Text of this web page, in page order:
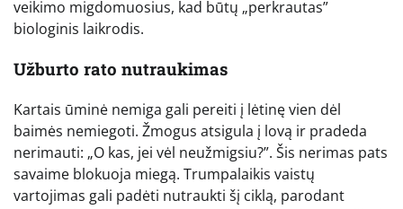
veikimo migdomuosius, kad būtų „perkrautas”
biologinis laikrodis.
Užburto rato nutraukimas
Kartais ūminė nemiga gali pereiti į lėtinę vien dėl
baimės nemiegoti. Žmogus atsigula į lovą ir pradeda
nerimauti: „O kas, jei vėl neužmigsiu?”. Šis nerimas pats
savaime blokuoja miegą. Trumpalaikis vaistų
vartojimas gali padėti nutraukti šį ciklą, parodant